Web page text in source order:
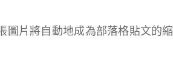
圖片將自動地成為部落格貼文的縮